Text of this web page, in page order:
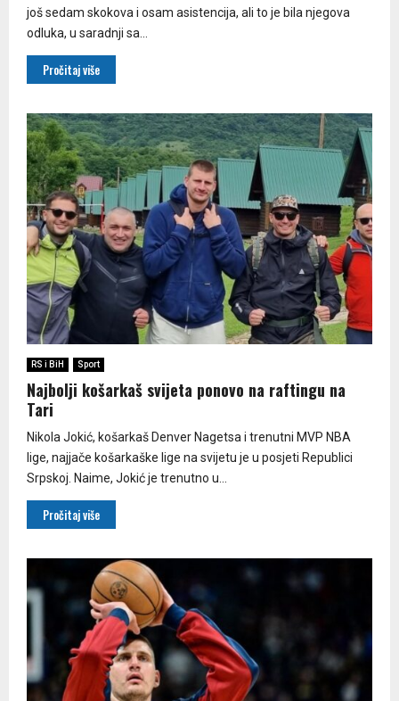
još sedam skokova i osam asistencija, ali to je bila njegova
odluka, u saradnji sa...
Pročitaj više
RS i BiH Sport
Najbolji košarkaš svijeta ponovo na raftingu na
Tari
Nikola Jokić, košarkaš Denver Nagetsa i trenutni MVP NBA
lige, najjače košarkaške lige na svijetu je u posjeti Republici
Srpskoj. Naime, Jokić je trenutno u...
Pročitaj više